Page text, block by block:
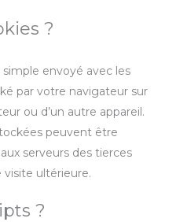
?
envoyé avec les
par votre navigateur sur
ou d’un autre appareil.
peuvent être
serveurs des tierces
visite ultérieure.
?